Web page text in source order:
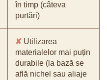
în timp (câteva
purtări)
✘ Utilizarea
materialelor mai puțin
durabile (la bază se
află nichel sau aliaje